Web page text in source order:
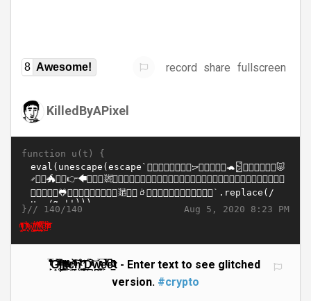
8 Awesome! record share fullscreen
KilledByAPixel
function u(t) {
Aug 5, 2020 8:23 PM
}// 140/140
̙̫ͬͫ̎ͭͭ͊͠D̠͉͎̖ͫ̌̀ͭ̄ẃ̨͕͚͖ͬ̽͊͘i͍̩̞̓̃̀ͬ͢͟t̩ͭ̀̊͝͏̅̑ͭt̪̱̮̥ͨͭ̊̀̿è̙̠̆ͪ́ͩ̈͆r̵̛̛̀̃ͪͭ̔̕!
̇̂͏̙̆̅ͭ͋͝G̥̜̀͛ͦͭ̄͑̿l̩̦̮̺̊̐̀ͫ͞i̸̬͓̪͚ͤ̇̋̕t̶̙͑ͥͬͬͫ̎ͭc̫̠͉ͭ͊ͫ̌̀͠h̨͎̖ͭ̄́ͬ̽͘ ͕͚͖͍̩͊̓͢͟D̞̩̃̀ͬͭ̀̊͝w͏̪̱̮̥̅̑ͭͨe̙ͭ̊̀̿̀̆ͪ́e̵̠ͩ̈͆̀̃ͪ̕t - Enter text to see glitched
version. #crypto